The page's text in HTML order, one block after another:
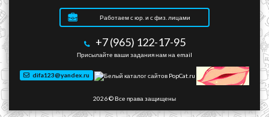
Работаем с юр. и с физ. лицами
+7 (965) 122-17-95
Присылайте ваши задания нам на email
difa123@yandex.ru
2026 © Все права защищены